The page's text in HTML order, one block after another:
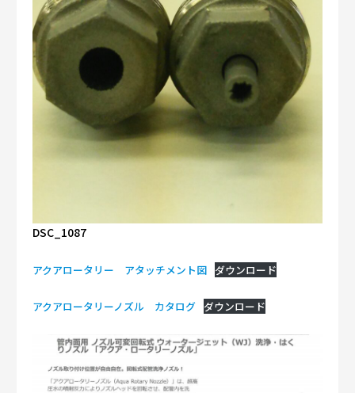
DSC_1087
アクアロータリー アタッチメント図 ダウンロード
アクアロータリーノズル カタログ ダウンロード